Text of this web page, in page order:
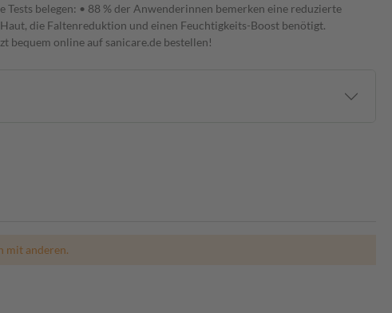
belegen: • 88 % der Anwenderinnen bemerken eine reduzierte
die Faltenreduktion und einen Feuchtigkeits-Boost benötigt.
bequem online auf sanicare.de bestellen!
mit anderen.